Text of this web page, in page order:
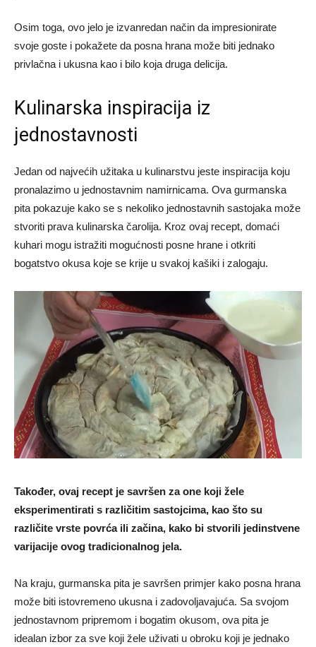
Osim toga, ovo jelo je izvanredan način da impresionirate
svoje goste i pokažete da posna hrana može biti jednako
privlačna i ukusna kao i bilo koja druga delicija.
Kulinarska inspiracija iz
jednostavnosti
Jedan od najvećih užitaka u kulinarstvu jeste inspiracija koju
pronalazimo u jednostavnim namirnicama. Ova gurmanska
pita pokazuje kako se s nekoliko jednostavnih sastojaka može
stvoriti prava kulinarska čarolija. Kroz ovaj recept, domaći
kuhari mogu istražiti mogućnosti posne hrane i otkriti
bogatstvo okusa koje se krije u svakoj kašiki i zalogaju.
Također, ovaj recept je savršen za one koji žele
eksperimentirati s različitim sastojcima, kao što su
različite vrste povrća ili začina, kako bi stvorili jedinstvene
varijacije ovog tradicionalnog jela.
Na kraju, gurmanska pita je savršen primjer kako posna hrana
može biti istovremeno ukusna i zadovoljavajuća. Sa svojom
jednostavnom pripremom i bogatim okusom, ova pita je
idealan izbor za sve koji žele uživati u obroku koji je jednako